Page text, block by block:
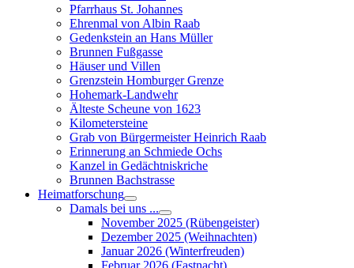
Pfarrhaus St. Johannes
Ehrenmal von Albin Raab
Gedenkstein an Hans Müller
Brunnen Fußgasse
Häuser und Villen
Grenzstein Homburger Grenze
Hohemark-Landwehr
Älteste Scheune von 1623
Kilometersteine
Grab von Bürgermeister Heinrich Raab
Erinnerung an Schmiede Ochs
Kanzel in Gedächtniskriche
Brunnen Bachstrasse
Heimatforschung
Damals bei uns ...
November 2025 (Rübengeister)
Dezember 2025 (Weihnachten)
Januar 2026 (Winterfreuden)